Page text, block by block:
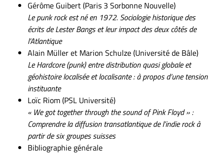
Gérôme Guibert (Paris 3 Sorbonne Nouvelle)
Le punk rock est né en 1972. Sociologie historique des
écrits de Lester Bangs et leur impact des deux côtés de
l’Atlantique
Alain Müller et Marion Schulze (Université de Bâle)
Le Hardcore (punk) entre distribution quasi globale et
géohistoire localisée et localisante : à propos d’une tension
instituante
Loïc Riom (PSL Université)
« We got together through the sound of Pink Floyd » :
Comprendre la diffusion transatlantique de l’indie rock à
partir de six groupes suisses
Bibliographie générale